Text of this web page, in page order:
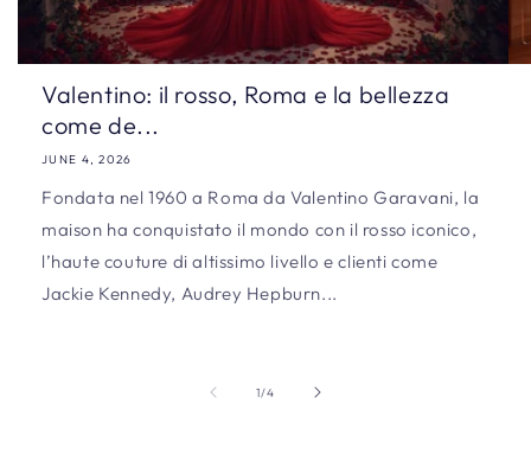
Valentino: il rosso, Roma e la bellezza
come de...
JUNE 4, 2026
Fondata nel 1960 a Roma da Valentino Garavani, la
maison ha conquistato il mondo con il rosso iconico,
l’haute couture di altissimo livello e clienti come
Jackie Kennedy, Audrey Hepburn...
1/of
4